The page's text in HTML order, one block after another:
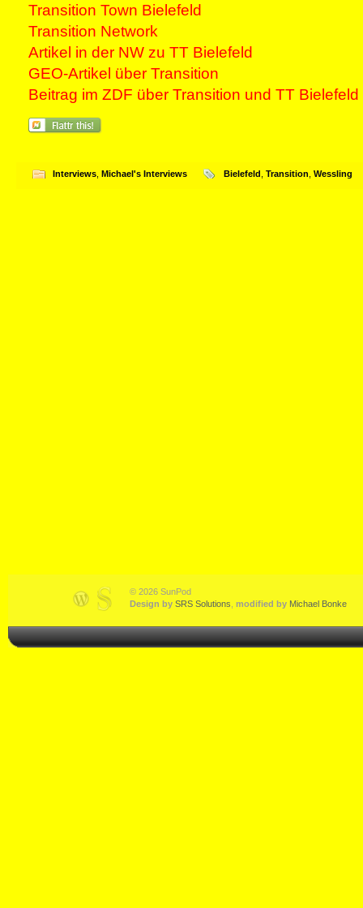
Transition Town Bielefeld
Transition Network
Artikel in der NW zu TT Bielefeld
GEO-Artikel über Transition
Beitrag im ZDF über Transition und TT Bielefeld
Interviews Michael's Interviews Bielefeld Transition Wessling
© 2026 SunPod
Design by SRS Solutions modified by Michael Bonke